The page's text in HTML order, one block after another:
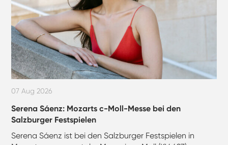
07 Aug 2026
Serena Sáenz: Mozarts c-Moll-Messe bei den
Salzburger Festspielen
Serena Sáenz ist bei den Salzburger Festspielen in